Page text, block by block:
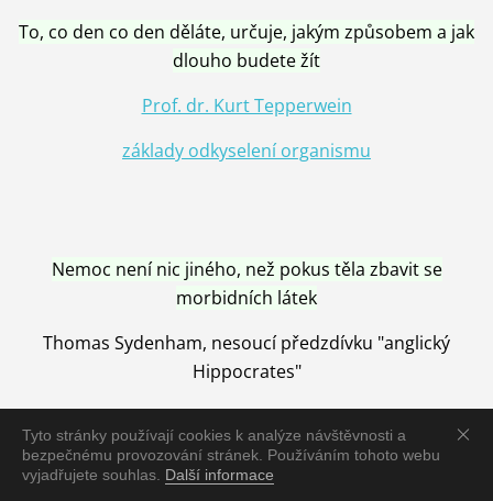
Tyto stránky používají cookies k analýze návštěvnosti a
bezpečnému provozování stránek. Používáním tohoto webu
vyjadřujete souhlas. Další informace
To, co den co den děláte, určuje, jakým způsobem a jak
dlouho budete žít
Prof. dr. Kurt Tepperwein
základy odkyselení organismu
Nemoc není nic jiného, než pokus těla zbavit se
morbidních látek
Thomas Sydenham, nesoucí předzdívku "anglický
Hippocrates"
Nemoc je vyléčena jen pomocí Přírody, neutralizací a